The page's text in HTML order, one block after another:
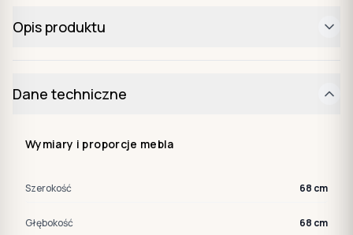
Opis produktu
Dane techniczne
Wymiary i proporcje mebla
Szerokość 68 cm
Głębokość 68 cm